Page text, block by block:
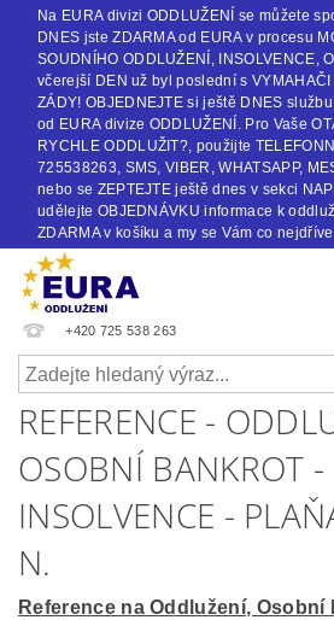
Na EURA divizi ODDLUŽENÍ se můžete
DNES jste ZDARMA od EURA v procesu
SOUDNÍHO ODDLUŽENÍ, INSOLVENCE,
včerejší DEN už byl poslední s VYMAHAČI
ZÁDY! OBJEDNEJTE si ještě DNES
od EURA divize ODDLUŽENÍ. Pro Vaše
RYCHLE ODDLUŽIT?, použijte
725538263, SMS, VIBER, WHATSAPP,
nebo se ZEPTEJTE ještě dnes v sekci
udělejte OBJEDNÁVKU informace k
ZDARMA v košíku a my se Vám co
+420 725 538 263
REFERENCE -
OSOBNÍ BANKROT -
INSOLVENCE -
N.
Reference na Oddlužení,